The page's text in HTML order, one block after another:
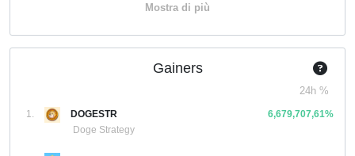
Mostra di più
Gainers
24h %
1.
DOGESTR
Doge Strategy
6,679,707,61%